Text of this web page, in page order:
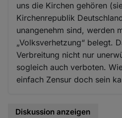
uns die Kirchen gehören
Kirchenrepublik
unangenehm sind, werden
„Volksverhetzung“ belegt.
Verbreitung nicht nur
sogleich auch verboten.
einfach Zensur doch sein
Diskussion anzeigen